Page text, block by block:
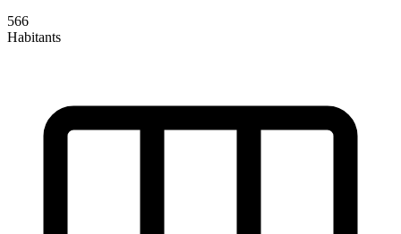
566
Habitants